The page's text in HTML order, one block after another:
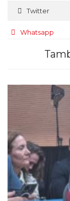
Twitter
Whatsapp